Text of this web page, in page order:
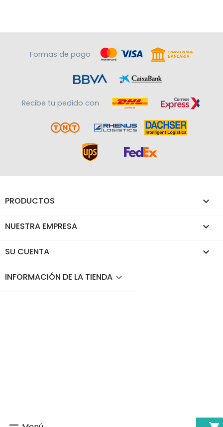
Formas de pago
Recibe tu pedido con
PRODUCTOS 
NUESTRA EMPRESA 
SU CUENTA 
INFORMACIÓN DE LA TIENDA keyboard_arrow_down